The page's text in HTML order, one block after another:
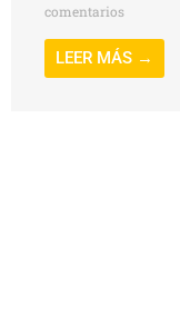
comentarios
LEER MÁS →